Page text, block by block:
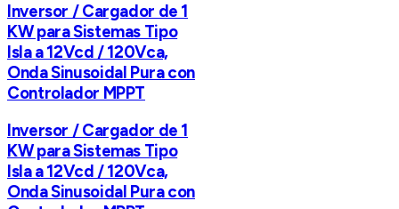
Inversor / Cargador de 1
KW para Sistemas Tipo
Isla a 12Vcd / 120Vca,
Onda Sinusoidal Pura con
Controlador MPPT
Inversor / Cargador de 1
KW para Sistemas Tipo
Isla a 12Vcd / 120Vca,
Onda Sinusoidal Pura con